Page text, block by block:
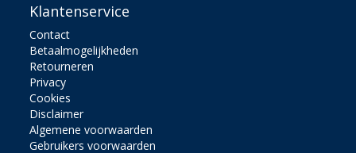
Klantenservice
Contact
Betaalmogelijkheden
Retourneren
Privacy
Cookies
Disclaimer
Algemene voorwaarden
Gebruikers voorwaarden